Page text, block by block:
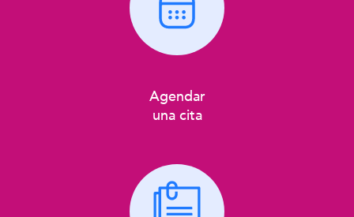
Agendar
una cita